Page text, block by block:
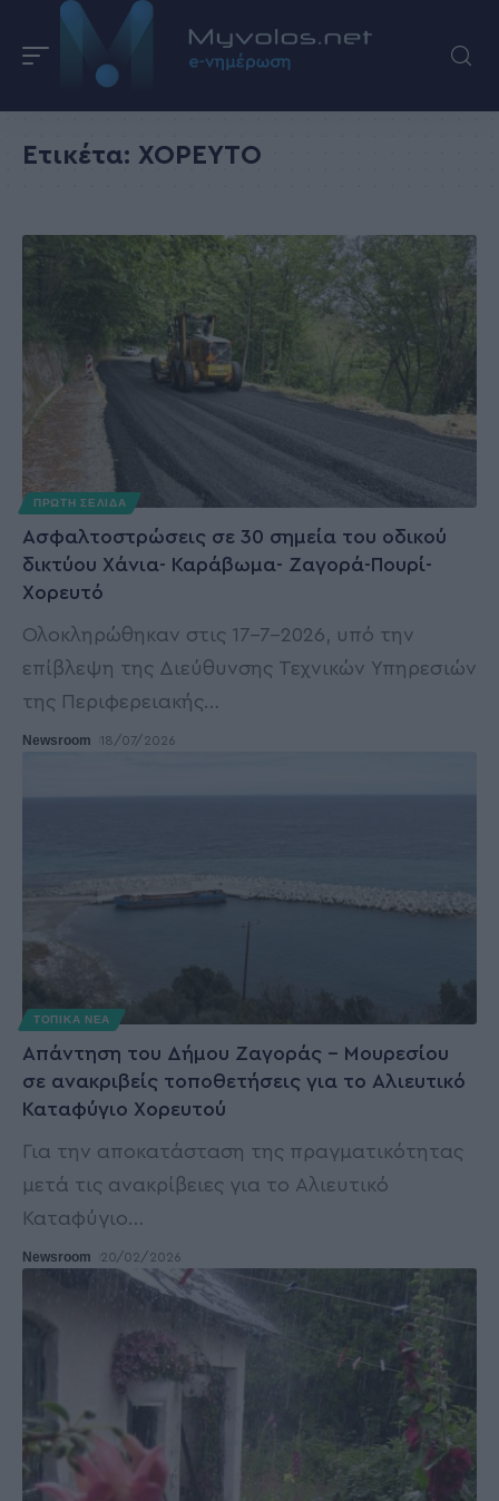
Ετικέτα: ΧΟΡΕΥΤΟ
ΠΡΩΤΗ ΣΕΛΙΔΑ
Ασφαλτοστρώσεις σε 30 σημεία του οδικού
δικτύου Χάνια- Καράβωμα- Ζαγορά-Πουρί-
Χορευτό
Ολοκληρώθηκαν στις 17-7-2026, υπό την
επίβλεψη της Διεύθυνσης Τεχνικών Υπηρεσιών
της Περιφερειακής…
Newsroom 18/07/2026
ΤΟΠΙΚΑ ΝΕΑ
Απάντηση του Δήμου Ζαγοράς – Μουρεσίου
σε ανακριβείς τοποθετήσεις για το Αλιευτικό
Καταφύγιο Χορευτού
Για την αποκατάσταση της πραγματικότητας
μετά τις ανακρίβειες για το Αλιευτικό
Καταφύγιο
Newsroom 20/02/2026